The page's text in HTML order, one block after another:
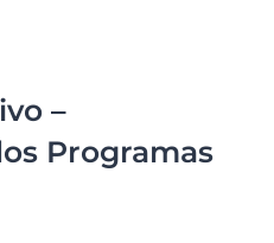
–
Programas